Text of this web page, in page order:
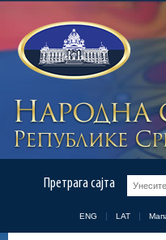
Претрага сајта
ENG LAT